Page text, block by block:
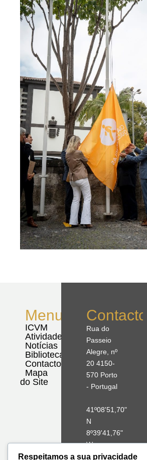
Menu
ICVM
Atividades
Notícias
Biblioteca
Contactos
Mapa
do Site
Contactos
Rua do
Passeio
Alegre, nº
20 4150-
570 Porto
- Portugal
41º08'51,70"
N
8º39'41,76"
W
Respeitamos a sua privacidade